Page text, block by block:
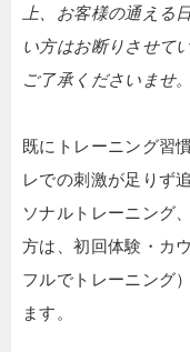
上、お客様の通える
い方はお断りさせて
ご了承くださいませ。
既にトレーニング習
レでの刺激が足りず
ソナルトレーニング
方は、初回体験・カ
フルでトレーニング
ます。